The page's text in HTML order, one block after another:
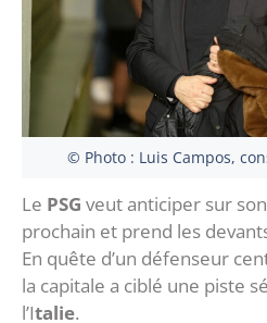
© Photo : Luis Campos,
Le PSG veut anticiper sur son
prochain et prend les
En quête d’un défenseur
la capitale a ciblé une piste
l’Italie.